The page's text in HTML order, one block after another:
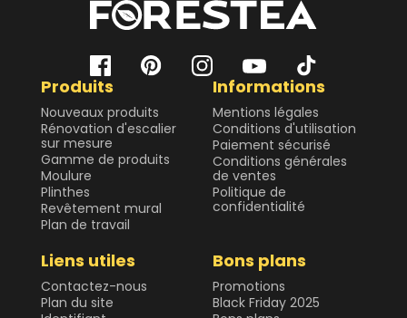
Produits
Nouveaux produits
Rénovation d'escalier
sur mesure
Gamme de produits
Moulure
Plinthes
Revêtement mural
Plan de travail
Informations
Mentions légales
Conditions d'utilisation
Paiement sécurisé
Conditions générales
de ventes
Politique de
confidentialité
Liens utiles
Contactez-nous
Plan du site
Bons plans
Promotions
Black Friday 2025